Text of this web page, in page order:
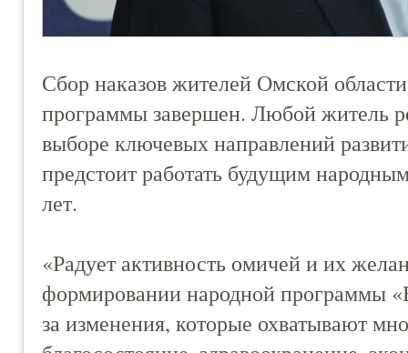
Сбор наказов жителей Омской
программы завершен. Любой житель
выборе ключевых направлений
предстоит работать будущим
лет.
«Радует активность омичей и их
формировании народной программы
за изменения, которые охватывают